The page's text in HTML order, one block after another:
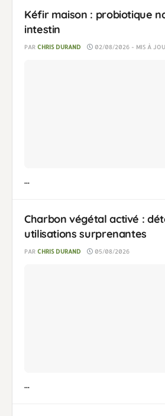
Kéfir maison : probiotique
intestin
PAR CHRIS DURAND 02/08/2026 - MIS À
...
Charbon végétal activé :
utilisations surprenantes
PAR CHRIS DURAND 05/08/2026
...